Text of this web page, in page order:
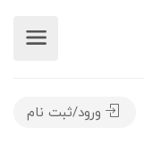
ورود/ثبت نام